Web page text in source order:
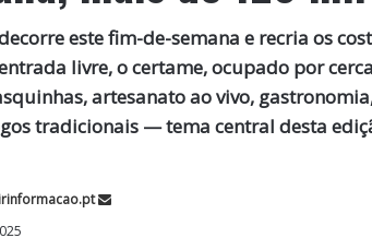
este fim-de-semana e recria os
livre, o certame, ocupado por
artesanato ao vivo,
tradicionais — tema central desta